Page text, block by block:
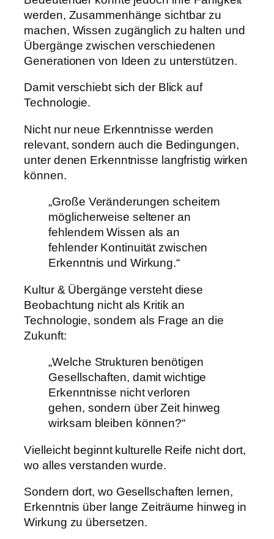
werden, Zusammenhänge sichtbar zu
machen, Wissen zugänglich zu halten und
Übergänge zwischen verschiedenen
Generationen von Ideen zu unterstützen.
Damit verschiebt sich der Blick auf
Technologie.
Nicht nur neue Erkenntnisse werden
relevant, sondern auch die Bedingungen,
unter denen Erkenntnisse langfristig wirken
können.
„Große Veränderungen scheitern
möglicherweise seltener an
fehlendem Wissen als an
fehlender Kontinuität zwischen
Erkenntnis und Wirkung.“
Kultur & Übergänge versteht diese
Beobachtung nicht als Kritik an
Technologie, sondern als Frage an die
Zukunft:
„Welche Strukturen benötigen
Gesellschaften, damit wichtige
Erkenntnisse nicht verloren
gehen, sondern über Zeit hinweg
wirksam bleiben können?“
Vielleicht beginnt kulturelle Reife nicht dort,
wo alles verstanden wurde.
Sondern dort, wo Gesellschaften lernen,
Erkenntnis über lange Zeiträume hinweg in
Wirkung zu übersetzen.